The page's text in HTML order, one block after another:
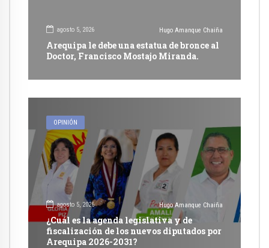
agosto 5, 2026 Hugo Amanque Chaiña
Arequipa le debe una estatua de bronce al
Doctor, Francisco Mostajo Miranda.
OPINIÓN
agosto 5, 2026 Hugo Amanque Chaiña
¿Cuál es la agenda legislativa y de
fiscalización de los nuevos diputados por
Arequipa 2026-2031?